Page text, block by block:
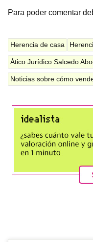
Para poder comentar
Herencia de casa
Ático Jurídico Salcedo
Noticias sobre cómo